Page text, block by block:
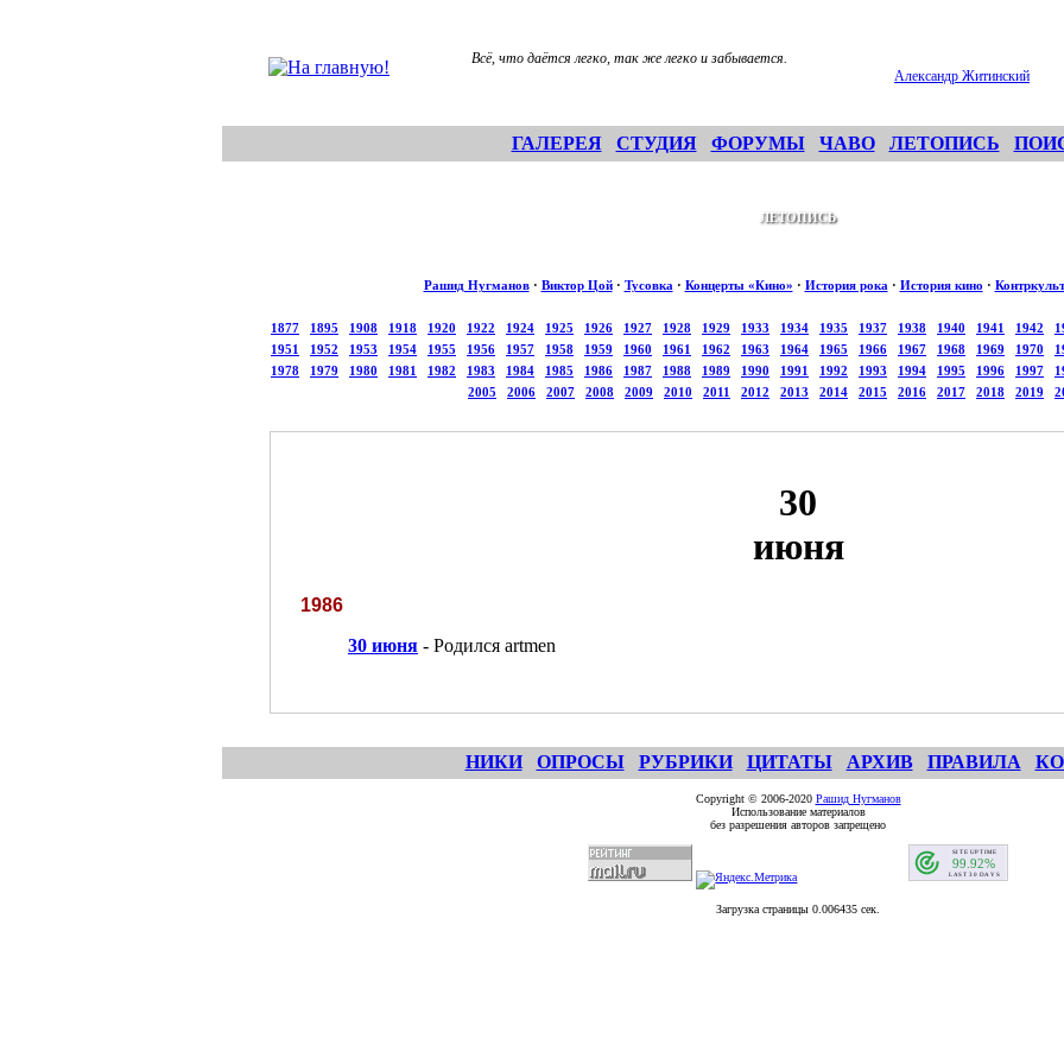
Всё, что даётся легко, так же легко и забывается.
Александр Житинский
ГАЛЕРЕЯ СТУДИЯ ФОРУМЫ ЧАВО ЛЕТОПИСЬ
ЛЕТОПИСЬ
Рашид Нугманов· Виктор Цой· Тусовка · Концерты «Кино» · История рока · История кино ·
1877 1895 1908 1918 1920 1922 1924 1925 1926 1927 1928 1929 1933 1934 1935 1937 1938 1940 1941 1942
1951
1952 1953 1954 1955 1956 1957 1958 1959 1960 1961 1962 1963 1964 1965 1966 1967 1968 1969 1970
1978
1979 1980 1981 1982 1983 1984 1985 1986 1987 1988 1989 1990 1991 1992 1993 1994 1995 1996 1997
2005
2006 2007 2008 2009 2010 2011 2012 2013 2014 2015 2016 2017 2018 2019
30
июня
1986
30 июня - Родился artmen
НИКИ ОПРОСЫ РУБРИКИ ЦИТАТЫ АРХИВ ПРАВИЛА
Copyright © 2006-2020 Рашид Нугманов
Использование материалов
без разрешения авторов запрещено
Загрузка страницы 0.006435 сек.